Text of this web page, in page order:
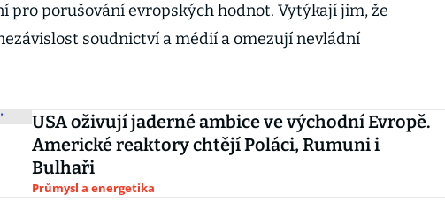
pro porušování evropských hodnot. Vytýkají jim, že
soudnictví a médií a omezují nevládní
USA oživují jaderné ambice ve východní Evropě.
Americké reaktory chtějí Poláci, Rumuni i
Bulhaři
Průmysl a energetika